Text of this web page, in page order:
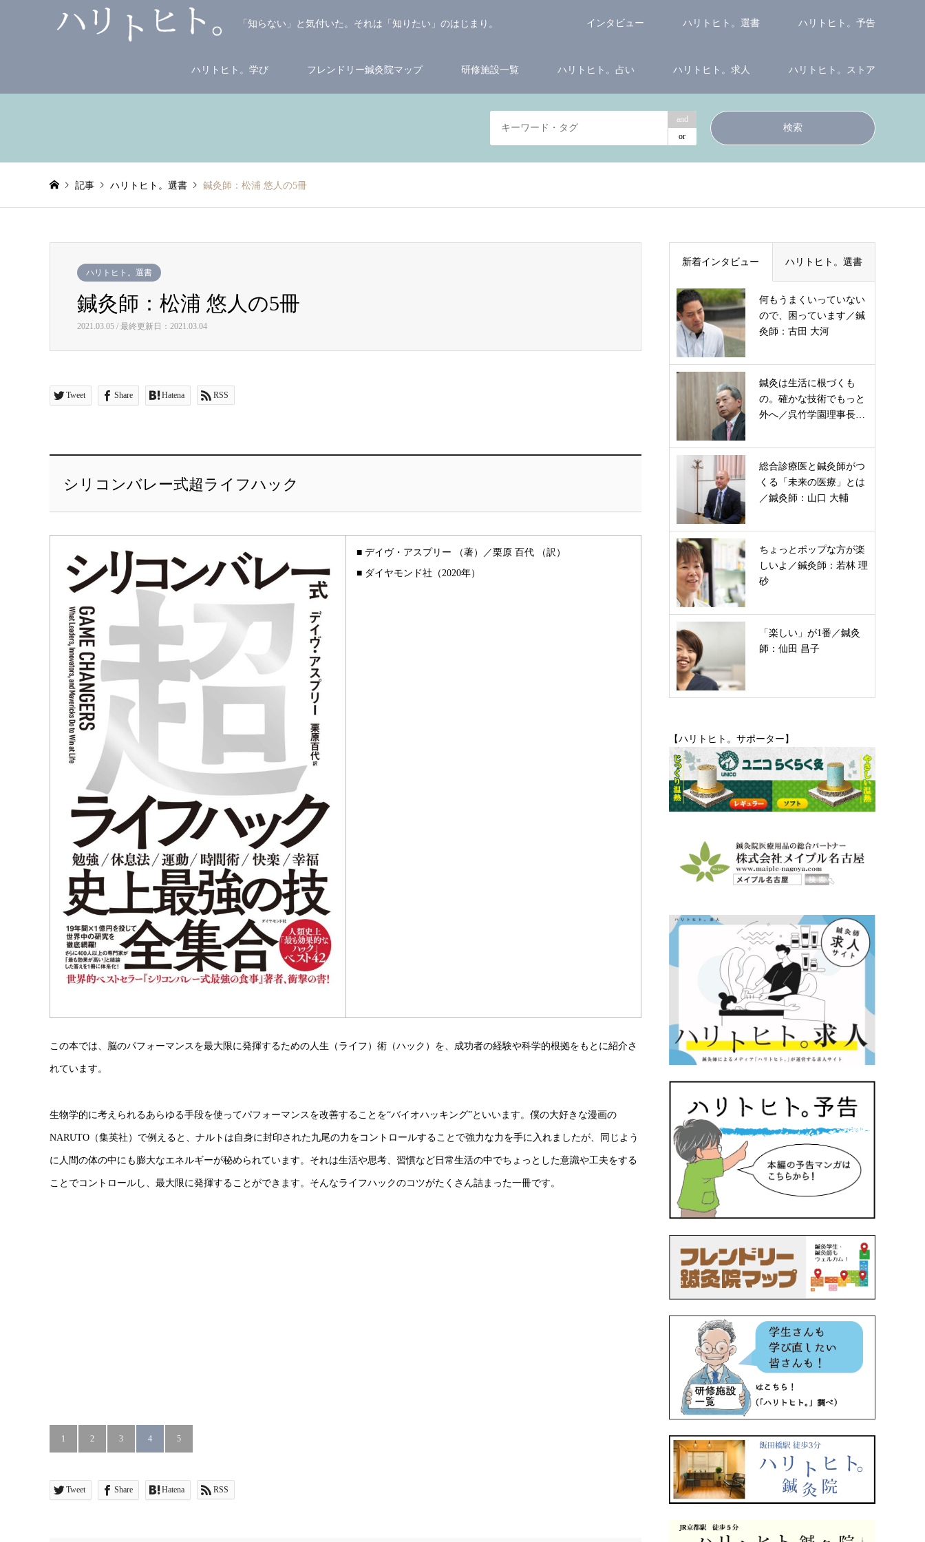
「知らない」と気付いた。それは「知りたい」のはじまり。 インタビュー ハリトヒト。選書 ハリトヒト。予告
ハリトヒト。学び フレンドリー鍼灸院マップ 研修施設一覧 ハリトヒト。占い ハリトヒト。求人 ハリトヒト。ストア
and
or
記事 ハリトヒト。選書 鍼灸師：松浦 悠人の5冊
ハリトヒト。選書
鍼灸師：松浦 悠人の5冊
2021.03.05 / 最終更新日：2021.03.04
Tweet Share Hatena RSS
シリコンバレー式超ライフハック
■ デイヴ・アスプリー （著）／栗原 百代 （訳）
■ ダイヤモンド社（2020年）
この本では、脳のパフォーマンスを最大限に発揮するための人生（ライフ）術（ハック）を、成功者の経験や科学的根拠をもとに紹介さ
れています。
生物学的に考えられるあらゆる手段を使ってパフォーマンスを改善することを“バイオハッキング”といいます。僕の大好きな漫画の
NARUTO（集英社）で例えると、ナルトは自身に封印された九尾の力をコントロールすることで強力な力を手に入れましたが、同じよう
に人間の体の中にも膨大なエネルギーが秘められています。それは生活や思考、習慣など日常生活の中でちょっとした意識や工夫をする
ことでコントロールし、最大限に発揮することができます。そんなライフハックのコツがたくさん詰まった一冊です。
1 2 3 4 5
Tweet Share Hatena RSS
新着インタビュー ハリトヒト。選書
何もうまくいっていない
ので、困っています／鍼
灸師：古田 大河
鍼灸は生活に根づくも
の。確かな技術でもっと
外へ／呉竹学園理事長…
総合診療医と鍼灸師がつ
くる「未来の医療」とは
／鍼灸師：山口 大輔
ちょっとポップな方が楽
しいよ／鍼灸師：若林 理
砂
「楽しい」が1番／鍼灸
師：仙田 昌子
【ハリトヒト。サポーター】